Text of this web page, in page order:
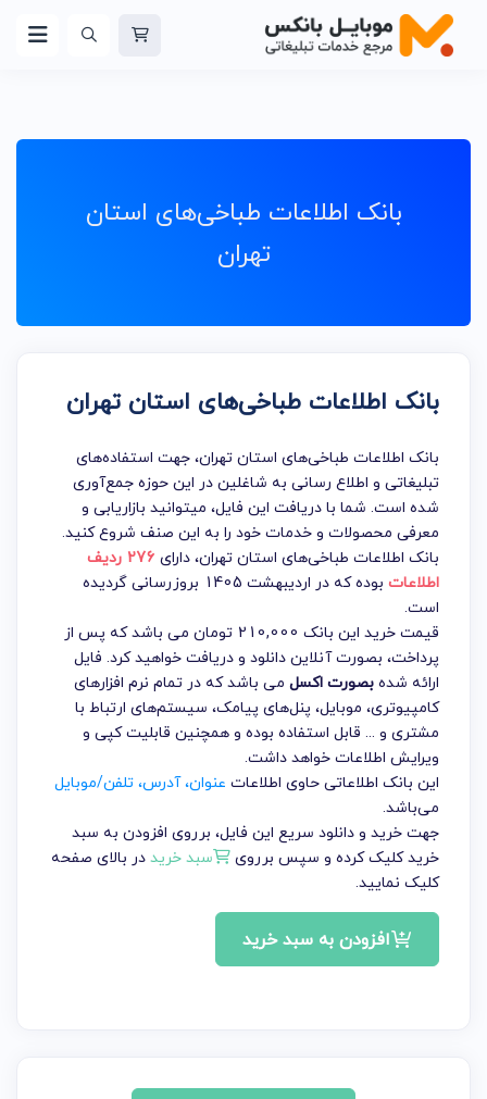
بانک اطلاعات طباخی‌های استان
تهران
بانک اطلاعات طباخی‌های استان تهران
بانک اطلاعات طباخی‌های استان تهران، جهت استفاده‌های
تبلیغاتی و اطلاع رسانی به شاغلین در این حوزه جمع‌آوری
شده است. شما با دریافت این فایل، میتوانید بازاریابی و
معرفی محصولات و خدمات خود را به این صنف شروع کنید.
بانک اطلاعات طباخی‌های استان تهران، دارای
276 ردیف
اطلاعات
بوده که در اردیبهشت 1405 بروزرسانی گردیده
است.
قیمت خرید این بانک 210,000 تومان می باشد که پس از
پرداخت، بصورت آنلاین دانلود و دریافت خواهید کرد. فایل
ارائه شدهبصورت اکسل می باشد که در تمام نرم افزارهای
کامپیوتری، موبایل، پنل‌های پیامک، سیستم‌های ارتباط با
مشتری و ... قابل استفاده بوده و همچنین قابلیت کپی و
ویرایش اطلاعات خواهد داشت.
این بانک اطلاعاتی حاوی اطلاعات عنوان، آدرس، تلفن/موبایل
می‌باشد.
جهت خرید و دانلود سریع این فایل، برروی افزودن به سبد
خرید کلیک کرده و سپس برروی
سبد خریددر بالای صفحه
کلیک نمایید.
افزودن به سبد خرید